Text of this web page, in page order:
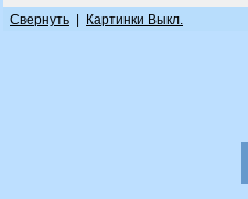
Свернуть Картинки Выкл.